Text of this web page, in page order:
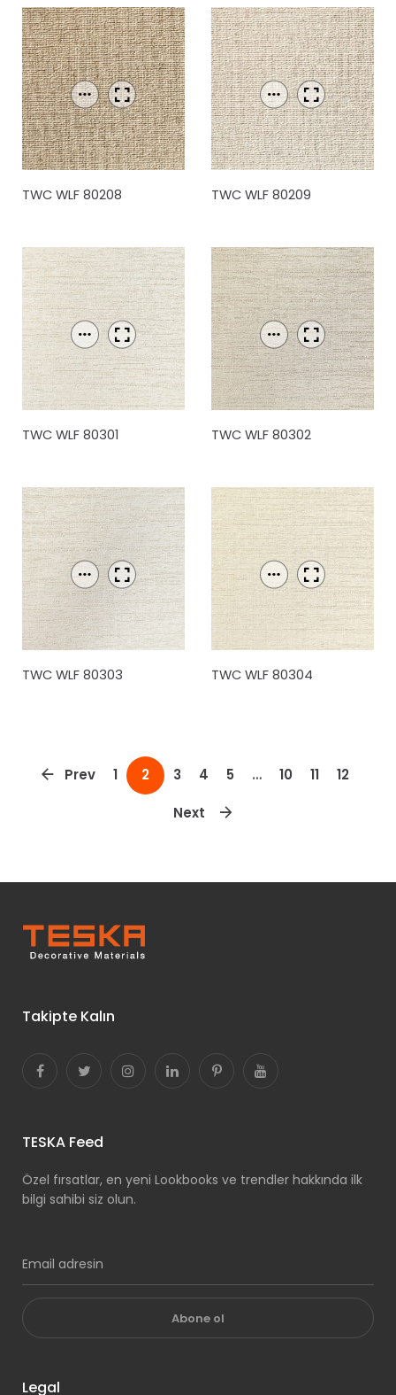
TWC WLF 80208 TWC WLF 80209
TWC WLF 80301 TWC WLF 80302
TWC WLF 80303 TWC WLF 80304
Prev 1 2 3 4 5 … 10 11 12
Next
Takipte Kalın
TESKA Feed
Özel fırsatlar, en yeni Lookbooks ve trendler hakkında ilk
bilgi sahibi siz olun.
Abone ol
Legal